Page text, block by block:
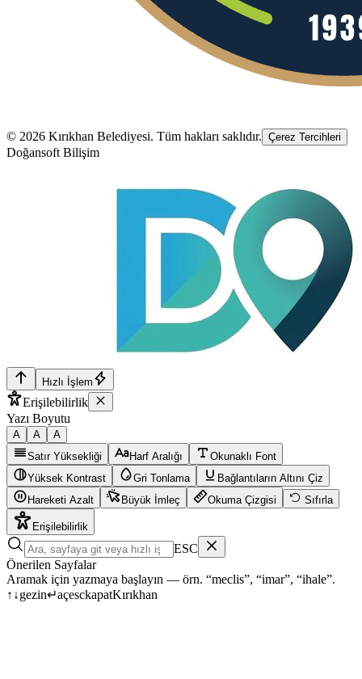
© 2026 Kırıkhan Belediyesi. Tüm hakları saklıdır. Çerez Tercihleri
Doğansoft Bilişim
Hızlı İşlem
Erişilebilirlik
Yazı Boyutu
A A
A
Satır Yüksekliği
Harf Aralığı
Okunaklı Font
Yüksek Kontrast
Gri Tonlama
Bağlantıların Altını Çiz
Hareketi Azalt
Büyük İmleç Okuma Çizgisi Sıfırla
Erişilebilirlik
ESC
Önerilen Sayfalar
Aramak için yazmaya başlayın — örn. “meclis”, “imar”, “ihale”.
↑ ↓gezin↵açesckapatKırıkhan